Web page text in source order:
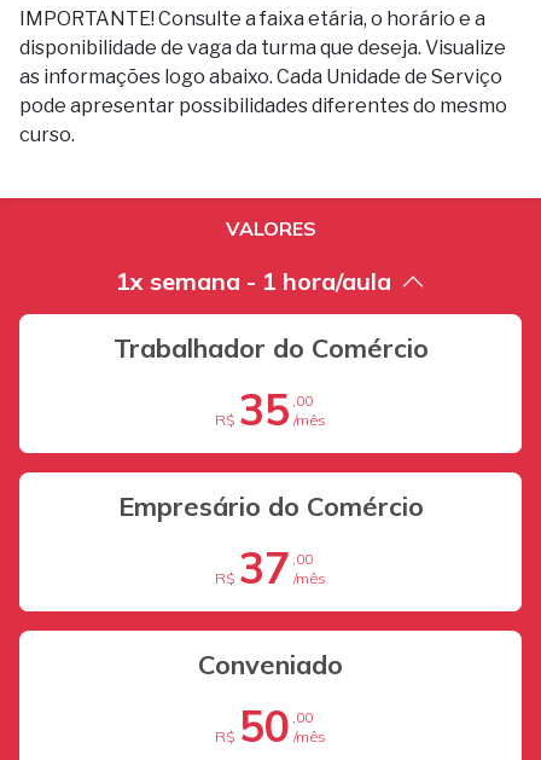
IMPORTANTE! Consulte a faixa etária, o horário e a
disponibilidade de vaga da turma que deseja. Visualize
as informações logo abaixo. Cada Unidade de Serviço
pode apresentar possibilidades diferentes do mesmo
curso.
VALORES
1x semana - 1 hora/aula
Trabalhador do Comércio
R$ 35 ,00
/mês
Empresário do Comércio
R$ 37 ,00
/mês
Conveniado
R$ 50 ,00
/mês